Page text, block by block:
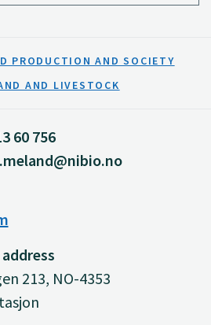
PRODUCTION AND SOCIETY
AND LIVESTOCK
60 756
213, NO-4353